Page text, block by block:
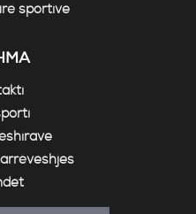
sportive